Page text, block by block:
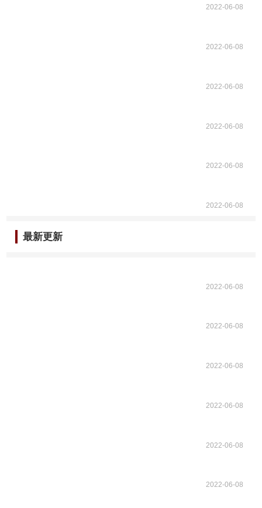
2022-06-08
2022-06-08
2022-06-08
2022-06-08
2022-06-08
2022-06-08
最新更新
2022-06-08
2022-06-08
2022-06-08
2022-06-08
2022-06-08
2022-06-08